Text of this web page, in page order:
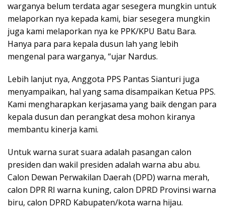
warganya belum terdata agar sesegera mungkin untuk
melaporkan nya kepada kami, biar sesegera mungkin
juga kami melaporkan nya ke PPK/KPU Batu Bara.
Hanya para para kepala dusun lah yang lebih
mengenal para warganya, “ujar Nardus.
Lebih lanjut nya, Anggota PPS Pantas Sianturi juga
menyampaikan, hal yang sama disampaikan Ketua PPS.
Kami mengharapkan kerjasama yang baik dengan para
kepala dusun dan perangkat desa mohon kiranya
membantu kinerja kami.
Untuk warna surat suara adalah pasangan calon
presiden dan wakil presiden adalah warna abu abu.
Calon Dewan Perwakilan Daerah (DPD) warna merah,
calon DPR RI warna kuning, calon DPRD Provinsi warna
biru, calon DPRD Kabupaten/kota warna hijau.